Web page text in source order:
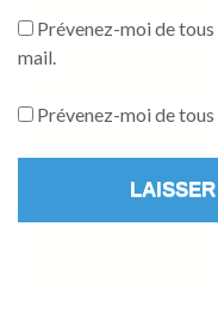
Prévenez-moi de
mail.
Prévenez-moi de